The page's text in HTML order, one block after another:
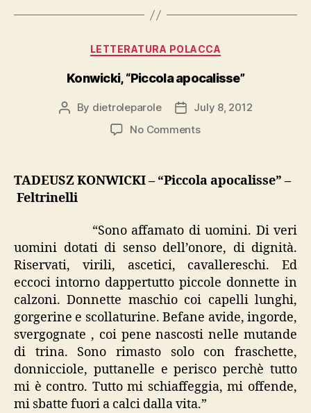
Categories
LETTERATURA POLACCA
Konwicki, “Piccola apocalisse”
Post
By dietroleparole
PostJuly 8, 2012
No Commentson
apocalisse”
TADEUSZ KONWICKI – “Piccola apocalisse” –
Feltrinelli
“Sono affamato di uomini. Di veri
uomini dotati di senso dell’onore, di dignità.
Riservati, virili, ascetici, cavallereschi. Ed
eccoci intorno dappertutto piccole donnette in
calzoni. Donnette maschio coi capelli lunghi,
gorgerine e scollaturine. Befane avide, ingorde,
svergognate , coi pene nascosti nelle mutande
di trina. Sono rimasto solo con fraschette,
donnicciole, puttanelle e perisco perchè tutto
mi è contro. Tutto mi schiaffeggia, mi offende,
mi sbatte fuori a calci dalla vita.”